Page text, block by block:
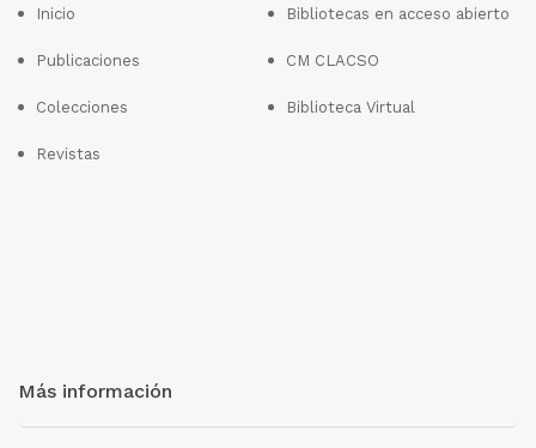
Inicio
Publicaciones
Colecciones
Revistas
Bibliotecas en acceso abierto
CM CLACSO
Biblioteca Virtual
Más información